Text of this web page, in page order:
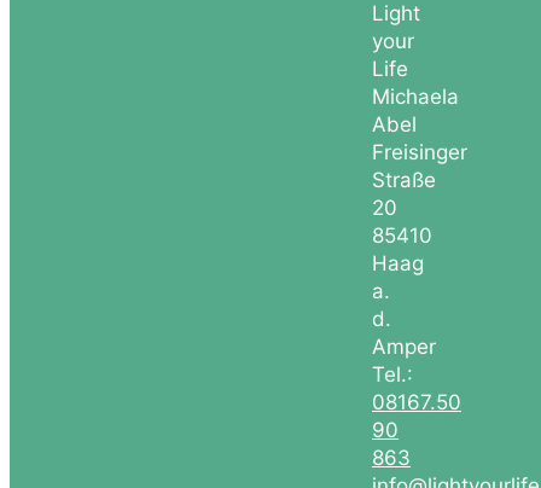
Light
your
Life
Michaela
Abel
Freisinger
Straße
20
85410
Haag
a.
d.
Amper
Tel.:
08167.50
90
863